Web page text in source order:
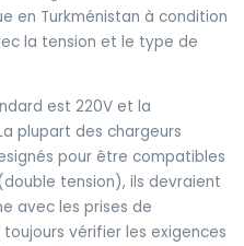
en Turkménistan à condition
la tension et le type de
est 220V et la
plupart des chargeurs
pour être compatibles
tension), ils devraient
avec les prises de
vérifier les exigences